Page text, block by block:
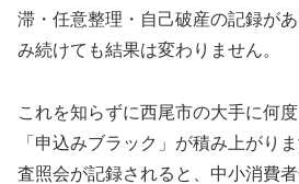
滞・任意整理・自己破産の記録が
み続けても結果は変わりません。
これを知らずに西尾市の大手に何
「申込みブラック」が積み上がり
査照会が記録されると、中小消費